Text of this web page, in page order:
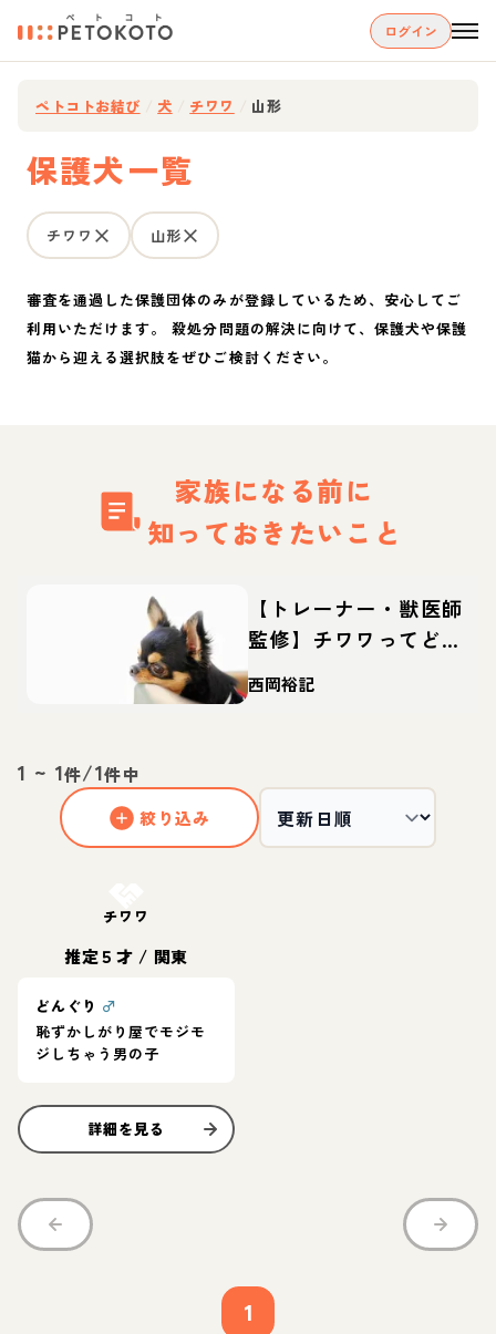
ログイン
ペトコトお結び 犬 チワワ 山形
保護犬一覧
チワワ 山形
審査を通過した保護団体のみが登録しているため、安心してご
利用いただけます。 殺処分問題の解決に向けて、保護犬や保護
猫から迎える選択肢をぜひご検討ください。
家族になる前に
知っておきたいこと
【トレーナー・獣医師
監修】チワワってどん
な犬？性格・特徴・育
て方・迎え方
西岡裕記
1 ~ 1件/1件中
絞り込み
チワワ
推定５才 / 関東
どんぐり ♂
恥ずかしがり屋でモジモ
ジしちゃう男の子
詳細を見る
1